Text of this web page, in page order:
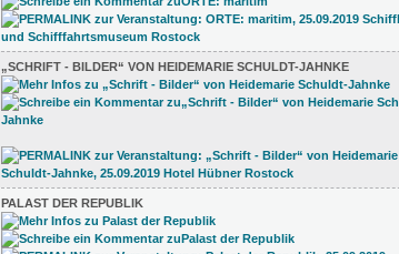
„SCHRIFT - BILDER“ VON HEIDEMARIE SCHULDT-JAHNKE
PALAST DER REPUBLIK